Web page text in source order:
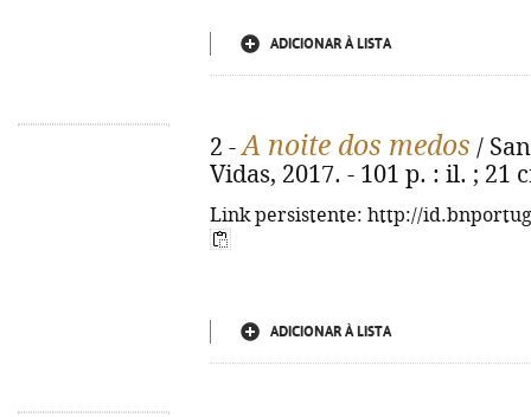
ADICIONAR À LISTA
2 -A noite dos medos /
Vidas, 2017. - 101 p. : il. ; 21
Link persistente: http://
ADICIONAR À LISTA